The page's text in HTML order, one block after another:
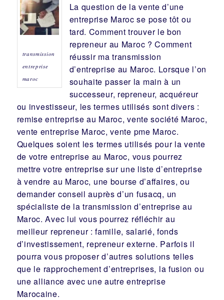
transmission
entreprise
maroc
La question de la vente d’une
entreprise Maroc se pose tôt ou
tard. Comment trouver le bon
repreneurau Maroc ? Comment
réussir matransmission
d’entreprise au Maroc. Lorsque l’on
souhaite passer la main à un
successeur, repreneur, acquéreur
ou investisseur, les termes utilisés sont divers :
remise entreprise au Maroc, ventesociété Maroc,
vente entreprise Maroc, vente pme Maroc.
Quelques soient les termes utilisés pour la vente
de votre entreprise au Maroc, vous pourrez
mettre votre entreprise sur une liste d’entreprise
à vendre au Maroc, une bourse d’affaires, ou
demander conseil auprès d’un fusacq, un
spécialiste de latransmission d’entreprise au
Maroc. Avec lui vous pourrez réfléchir au
meilleur repreneur:famille, salarié, fonds
d’investissement, repreneur externe. Parfois il
pourra vous proposer d’autres solutions telles
que le rapprochement d’entreprises, la fusion ou
unealliance avec une autre entreprise
Marocaine.